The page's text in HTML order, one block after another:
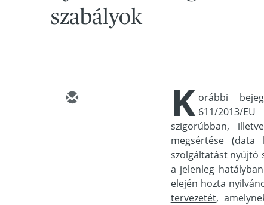
szabályok
K orábbi
611/2013/
szigorúbban,
megsértése (data
szolgáltatást nyújtó
a jelenleg
elején hozta
tervezetét,